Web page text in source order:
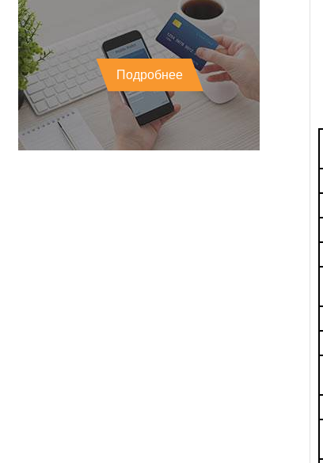
Подробнее